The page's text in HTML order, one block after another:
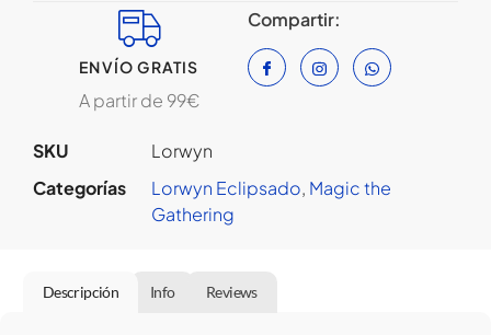
ENVÍO GRATIS
A partir de 99€
Compartir:
SKU
Lorwyn
Categorías
Lorwyn Eclipsado, Magic the
Gathering
Descripción Info Reviews